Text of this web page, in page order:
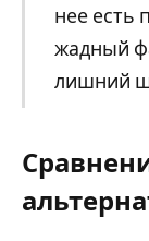
нее есть
жадный
лишний